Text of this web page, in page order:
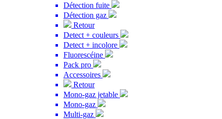
Détection fuite
Détection gaz
Retour
Detect + couleurs
Detect + incolore
Fluorescéine
Pack pro
Accessoires
Retour
Mono-gaz jetable
Mono-gaz
Multi-gaz